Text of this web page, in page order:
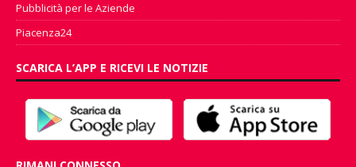
Pubblicità per le Aziende
Piacenza24
SCARICA L’APP E RICEVI LE NOTIZIE